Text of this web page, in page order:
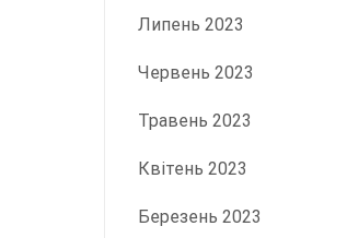
Липень 2023
Червень 2023
Травень 2023
Квітень 2023
Березень 2023